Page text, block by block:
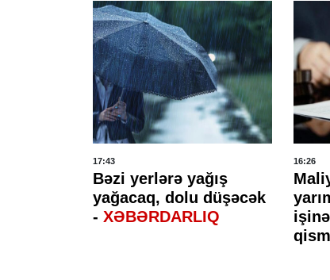
17:43
Bəzi yerlərə yağış
yağacaq, dolu düşəcək
- XƏBƏRDARLIQ
16:26